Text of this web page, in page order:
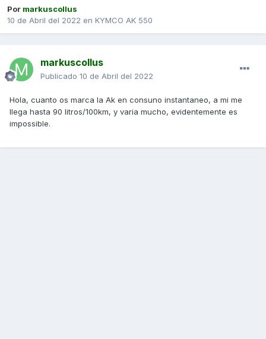
Por markuscollus
10 de Abril del 2022 en KYMCO AK 550
markuscollus
Publicado 10 de Abril del 2022
Hola, cuanto os marca la Ak en consuno instantaneo, a mi me
llega hasta 90 litros/100km, y varia mucho, evidentemente es
impossible.